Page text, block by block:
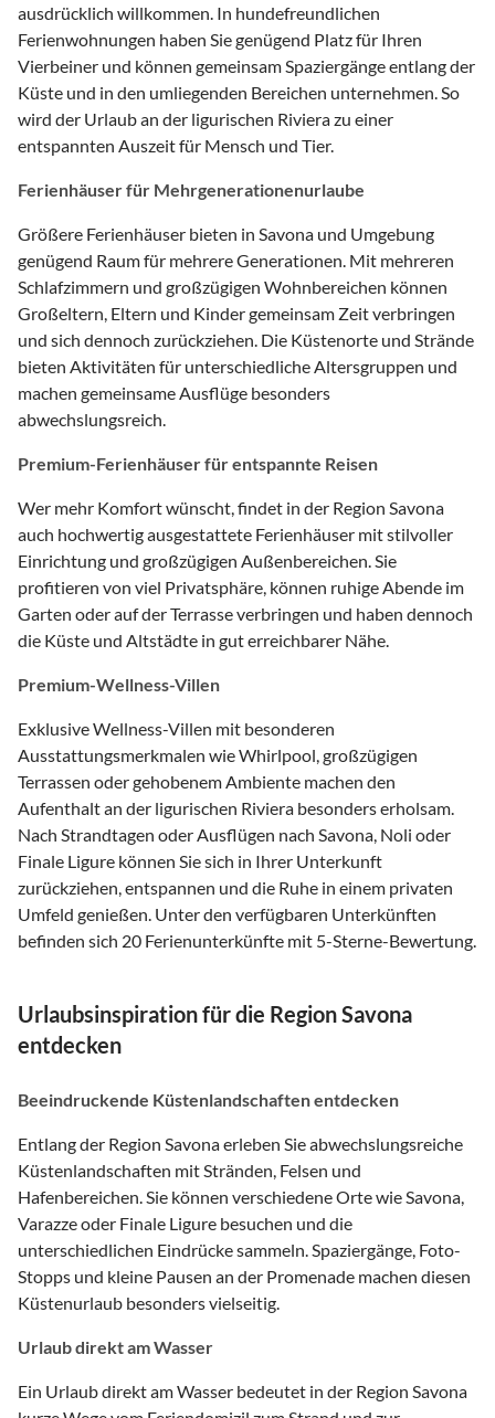
ausdrücklich willkommen. In hundefreundlichen
Ferienwohnungen haben Sie genügend Platz für Ihren
Vierbeiner und können gemeinsam Spaziergänge entlang der
Küste und in den umliegenden Bereichen unternehmen. So
wird der Urlaub an der ligurischen Riviera zu einer
entspannten Auszeit für Mensch und Tier.
Ferienhäuser für Mehrgenerationenurlaube
Größere Ferienhäuser bieten in Savona und Umgebung
genügend Raum für mehrere Generationen. Mit mehreren
Schlafzimmern und großzügigen Wohnbereichen können
Großeltern, Eltern und Kinder gemeinsam Zeit verbringen
und sich dennoch zurückziehen. Die Küstenorte und Strände
bieten Aktivitäten für unterschiedliche Altersgruppen und
machen gemeinsame Ausflüge besonders
abwechslungsreich.
Premium-Ferienhäuser für entspannte Reisen
Wer mehr Komfort wünscht, findet in der Region Savona
auch hochwertig ausgestattete Ferienhäuser mit stilvoller
Einrichtung und großzügigen Außenbereichen. Sie
profitieren von viel Privatsphäre, können ruhige Abende im
Garten oder auf der Terrasse verbringen und haben dennoch
die Küste und Altstädte in gut erreichbarer Nähe.
Premium-Wellness-Villen
Exklusive Wellness-Villen mit besonderen
Ausstattungsmerkmalen wie Whirlpool, großzügigen
Terrassen oder gehobenem Ambiente machen den
Aufenthalt an der ligurischen Riviera besonders erholsam.
Nach Strandtagen oder Ausflügen nach Savona, Noli oder
Finale Ligure können Sie sich in Ihrer Unterkunft
zurückziehen, entspannen und die Ruhe in einem privaten
Umfeld genießen. Unter den verfügbaren Unterkünften
befinden sich 20 Ferienunterkünfte mit 5-Sterne-Bewertung.
Urlaubsinspiration für die Region Savona
entdecken
Beeindruckende Küstenlandschaften entdecken
Entlang der Region Savona erleben Sie abwechslungsreiche
Küstenlandschaften mit Stränden, Felsen und
Hafenbereichen. Sie können verschiedene Orte wie Savona,
Varazze oder Finale Ligure besuchen und die
unterschiedlichen Eindrücke sammeln. Spaziergänge, Foto-
Stopps und kleine Pausen an der Promenade machen diesen
Küstenurlaub besonders vielseitig.
Urlaub direkt am Wasser
Ein Urlaub direkt am Wasser bedeutet in der Region Savona